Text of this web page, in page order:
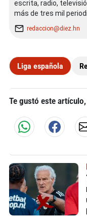
escrita, radio,
más de tres mil
redaccion@diez.hn
Liga española
Te gustó este